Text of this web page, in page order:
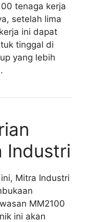
tenaga kerja
setelah lima
ini dapat
tinggal di
yang lebih
Industri
Mitra Industri
MM2100
ini akan